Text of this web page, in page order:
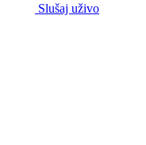
Slušaj uživo